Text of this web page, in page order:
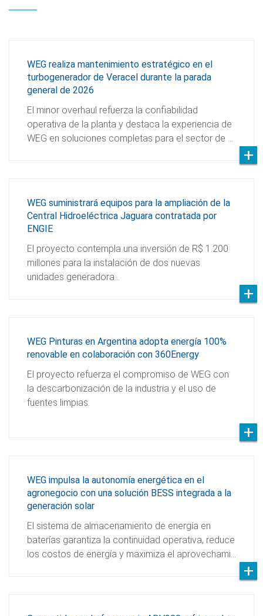
WEG realiza mantenimiento estratégico en el
turbogenerador de Veracel durante la parada
general de 2026
El minor overhaul refuerza la confiabilidad
operativa de la planta y destaca la experiencia de
WEG en soluciones completas para el sector de …
WEG suministrará equipos para la ampliación de la
Central Hidroeléctrica Jaguara contratada por
ENGIE
El proyecto contempla una inversión de R$ 1.200
millones para la instalación de dos nuevas
unidades generadora…
WEG Pinturas en Argentina adopta energía 100%
renovable en colaboración con 360Energy
El proyecto refuerza el compromiso de WEG con
la descarbonización de la industria y el uso de
fuentes limpias.
WEG impulsa la autonomía energética en el
agronegocio con una solución BESS integrada a la
generación solar
El sistema de almacenamiento de energía en
baterías garantiza la continuidad operativa, reduce
los costos de energía y maximiza el aprovechami…